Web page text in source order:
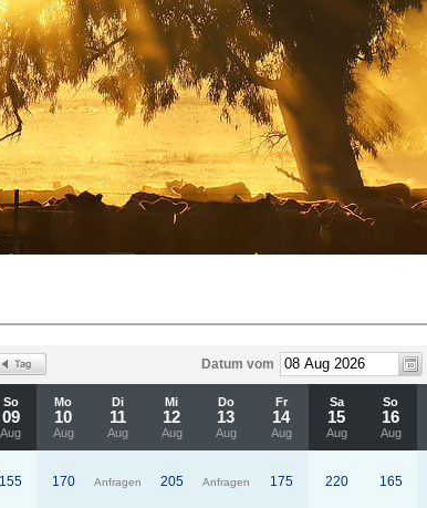
Datum vom
So
09
Aug
Mo
10
Aug
Di
11
Aug
Mi
12
Aug
Do
13
Aug
Fr
14
Aug
Sa
15
Aug
So
16
Aug
155 170 Anfragen 205 Anfragen 175 220 165